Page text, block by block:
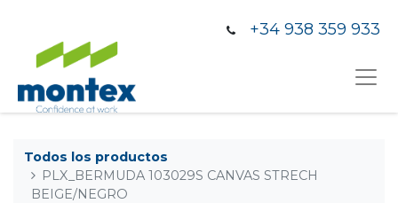
+34 938 359 933
Todos los productos
PLX_BERMUDA 103029S CANVAS STRECH
BEIGE/NEGRO